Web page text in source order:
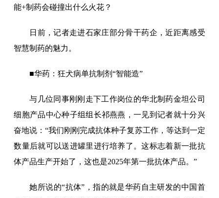
能+制药会碰撞出什么火花？
日前，记者走进石家庄部分骨干药企，近距离感受
智慧制药的魅力。
■华药：狂犬病单抗制剂“智能造”
与几位同事刚刚走下工作岗位的华北制药金坦公司
细胞产品中心种子组组长祁燕燕，一见到记者就十分兴
奋地说：“我们刚刚完成抗体种子复苏工作，等达到一定
数量后就可以送进罐里进行培养了。这标志着新一批抗
体产品生产开始了，这也是2025年第一批抗体产品。”
她所说的“抗体”，指的就是华药自主研发的中国首